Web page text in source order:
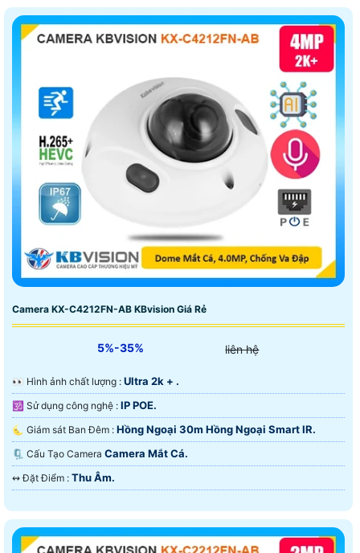
Camera KX-C4212FN-AB KBvision Giá Rẻ
5%-35% liên hệ
️👀 Hình ảnh chất lượng : Ultra 2k + .
🕉️ Sử dụng công nghệ : IP POE.
🌜 Giám sát Ban Đêm : Hồng Ngoại 30m Hồng Ngoại Smart IR.
🗜️ Cấu Tạo Camera Camera Mắt Cá.
️↭ Đặt Điểm : Thu Âm.